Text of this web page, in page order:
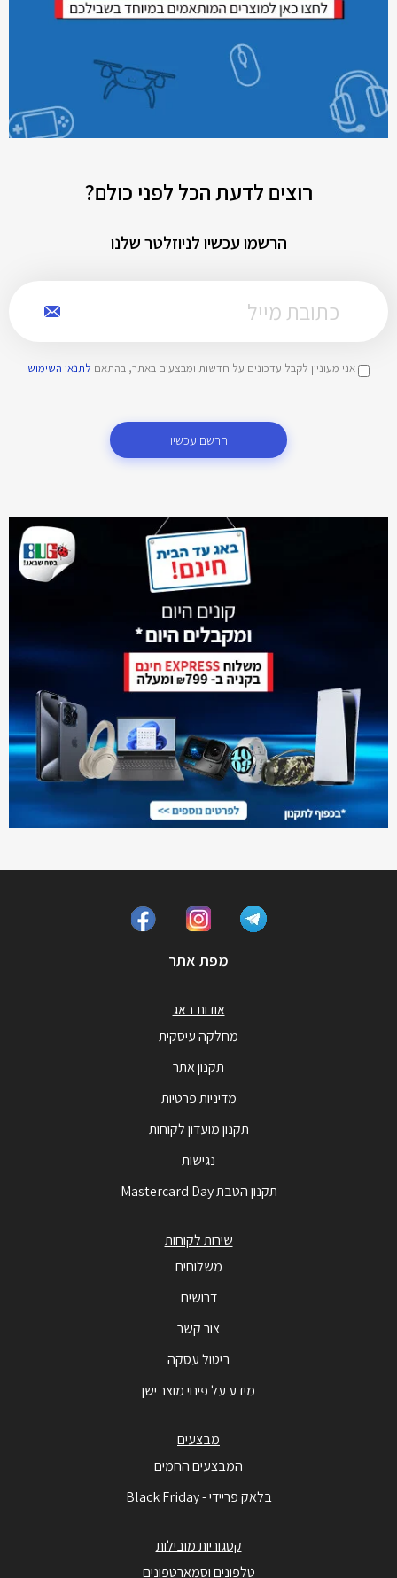
רוצים לדעת הכל לפני כולם?
הרשמו עכשיו לניוזלטר שלנו
אני מעוניין לקבל עדכונים על חדשות ומבצעים באתר, בהתאם לתנאי השימוש
הרשם עכשיו
מפת אתר
אודות באג
מחלקה עיסקית
תקנון אתר
מדיניות פרטיות
תקנון מועדון לקוחות
נגישות
תקנון הטבת Mastercard Day
שירות לקוחות
משלוחים
דרושים
צור קשר
ביטול עסקה
מידע על פינוי מוצר ישן
מבצעים
המבצעים החמים
בלאק פריידי - Black Friday
קטגוריות מובילות
טלפונים וסמארטפונים